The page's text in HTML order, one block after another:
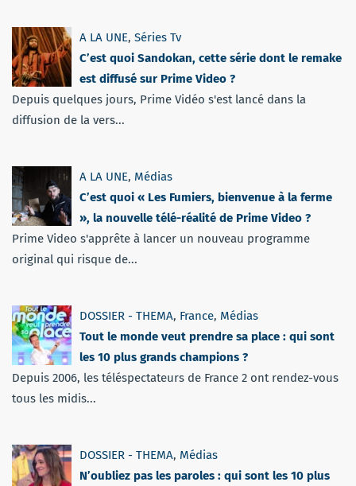
A LA UNE, Séries Tv
C’est quoi Sandokan, cette série dont le remake
est diffusé sur Prime Video ?
Depuis quelques jours, Prime Vidéo s'est lancé dans la
diffusion de la vers...
A LA UNE, Médias
C’est quoi « Les Fumiers, bienvenue à la ferme
», la nouvelle télé-réalité de Prime Video ?
Prime Video s'apprête à lancer un nouveau programme
original qui risque de...
DOSSIER - THEMA, France, Médias
Tout le monde veut prendre sa place : qui sont
les 10 plus grands champions ?
Depuis 2006, les téléspectateurs de France 2 ont rendez-vous
tous les midis...
DOSSIER - THEMA, Médias
N’oubliez pas les paroles : qui sont les 10 plus